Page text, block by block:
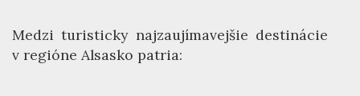
Medzi turisticky najzaujímavejšie destinácie
v regióne Alsasko patria: